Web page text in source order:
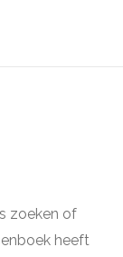
zoeken of
heeft